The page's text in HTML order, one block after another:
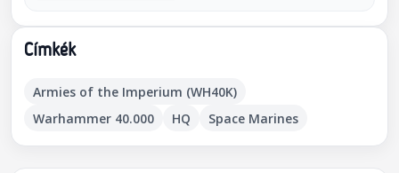
Címkék
Armies of the Imperium (WH40K)
Warhammer 40.000
HQ Space Marines